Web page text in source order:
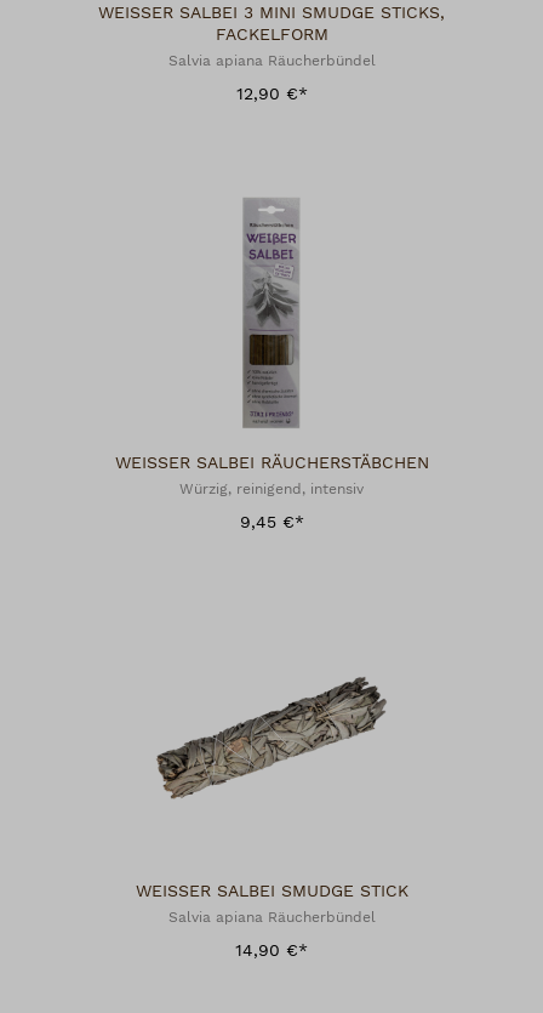
WEISSER SALBEI 3 MINI SMUDGE STICKS,
FACKELFORM
Salvia apiana Räucherbündel
12,90 €*
WEISSER SALBEI RÄUCHERSTÄBCHEN
Würzig, reinigend, intensiv
9,45 €*
WEISSER SALBEI SMUDGE STICK
Salvia apiana Räucherbündel
14,90 €*